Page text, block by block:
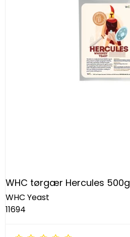
WHC tørgær Hercules 500g
WHC Yeast
11694